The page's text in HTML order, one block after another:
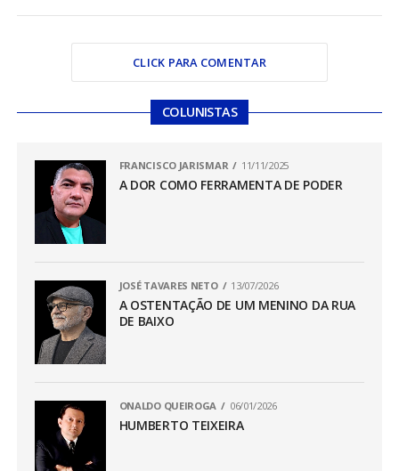
CLICK PARA COMENTAR
COLUNISTAS
FRANCISCO JARISMAR 11/11/2025
A DOR COMO FERRAMENTA DE PODER
JOSÉ TAVARES NETO 13/07/2026
A OSTENTAÇÃO DE UM MENINO DA RUA
DE BAIXO
ONALDO QUEIROGA 06/01/2026
HUMBERTO TEIXEIRA